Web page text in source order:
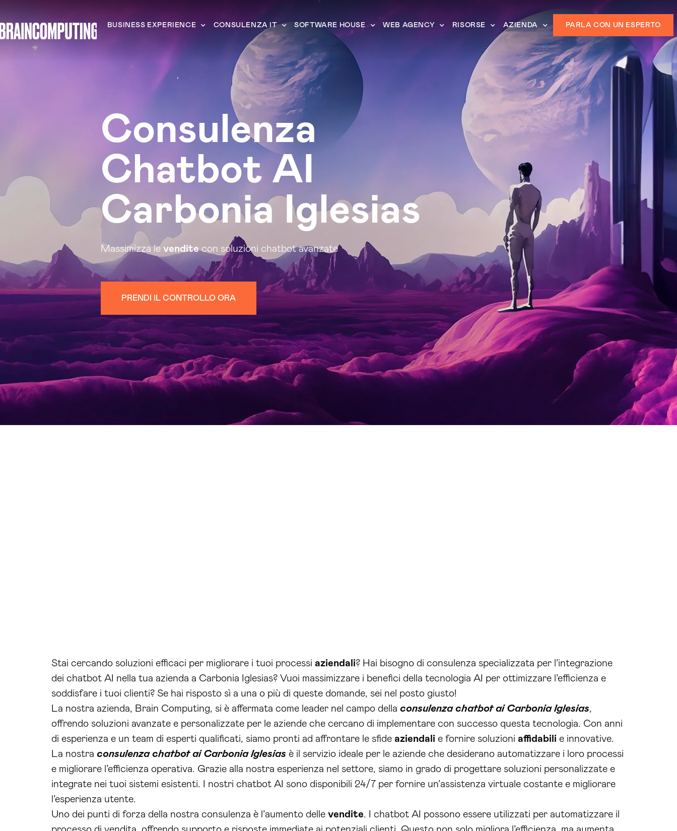
BUSINESS EXPERIENCE CONSULENZA IT SOFTWARE HOUSE WEB AGENCY RISORSE AZIENDA PARLA CON UN ESPERTO
Consulenza
Chatbot AI
Carbonia Iglesias
Massimizza le venditecon soluzioni chatbot avanzate
PRENDI IL CONTROLLO ORA
Stai cercando soluzioni efficaci per migliorare i tuoi processi aziendali? Hai bisogno di consulenza specializzata per l’integrazione
dei chatbot AI nella tua azienda a Carbonia Iglesias? Vuoi massimizzare i benefici della tecnologia AI per ottimizzare l’efficienza e
soddisfare i tuoi clienti? Se hai risposto sì a una o più di queste domande, sei nel posto giusto!
La nostra azienda, Brain Computing, si è affermata come leader nel campo della consulenza chatbot ai Carbonia Iglesias,
offrendo soluzioni avanzate e personalizzate per le aziende che cercano di implementare con successo questa tecnologia. Con anni
di esperienza e un team di esperti qualificati, siamo pronti ad affrontare le sfide aziendali e fornire soluzioni affidabili e innovative.
La nostra consulenza chatbot ai Carbonia Iglesias è il servizio ideale per le aziende che desiderano automatizzare i loro processi
e migliorare l’efficienza operativa. Grazie alla nostra esperienza nel settore, siamo in grado di progettare soluzioni personalizzate e
integrate nei tuoi sistemi esistenti. I nostri chatbot AI sono disponibili 24/7 per fornire un’assistenza virtuale costante e migliorare
l’esperienza utente.
Uno dei punti di forza della nostra consulenza è l’aumento delle vendite. I chatbot AI possono essere utilizzati per automatizzare il